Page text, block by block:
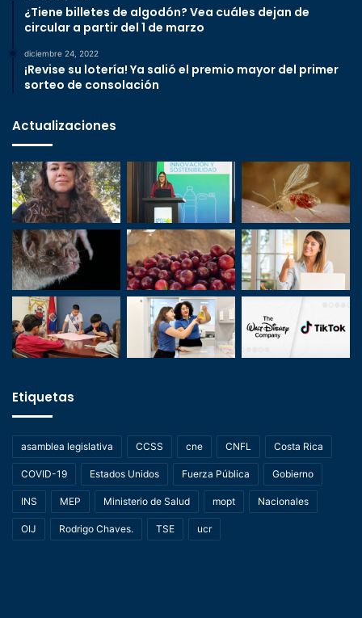
¿Tiene billetes de algodón? Vea cuáles dejan de
circular a partir del 1 de marzo
diciembre 24, 2022
¡Revise su lotería! Ya salió el premio mayor del primer
sorteo de consolación
Actualizaciones
Etiquetas
asamblea legislativa CCSS cne CNFL Costa Rica
COVID-19 Estados Unidos Fuerza Pública Gobierno
INS MEP Ministerio de Salud mopt Nacionales
OIJ Rodrigo Chaves. TSE ucr